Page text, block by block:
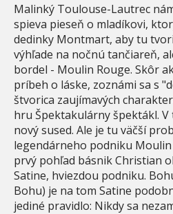
Malinký Toulouse-Lautrec
spieva pieseň o mladíkovi,
dedinky Montmart, aby tu
výhľade na nočnú tančiareň,
bordel - Moulin Rouge. Skôr
príbeh o láske, zoznámi sa s
štvorica zaujímavých
hru Špektakulárny špektákl.
nový sused. Ale je tu väčší
legendárneho podniku Moulin
prvý pohľad básnik Christian
Satine, hviezdou podniku.
Bohu) je na tom Satine
jediné pravidlo: Nikdy sa